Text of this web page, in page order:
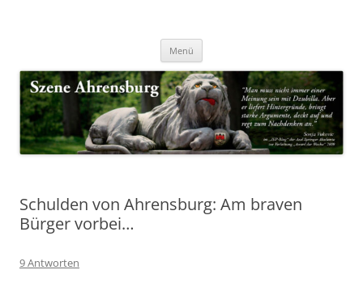
Szene Ahrensburg
Menü
Schulden von Ahrensburg: Am braven
Bürger vorbei…
9 Antworten